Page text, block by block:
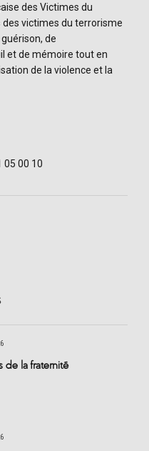
des Victimes du
des victimes du terrorisme
de
et de mémoire tout en
de la violence et la
05 00 10
de la fraternité